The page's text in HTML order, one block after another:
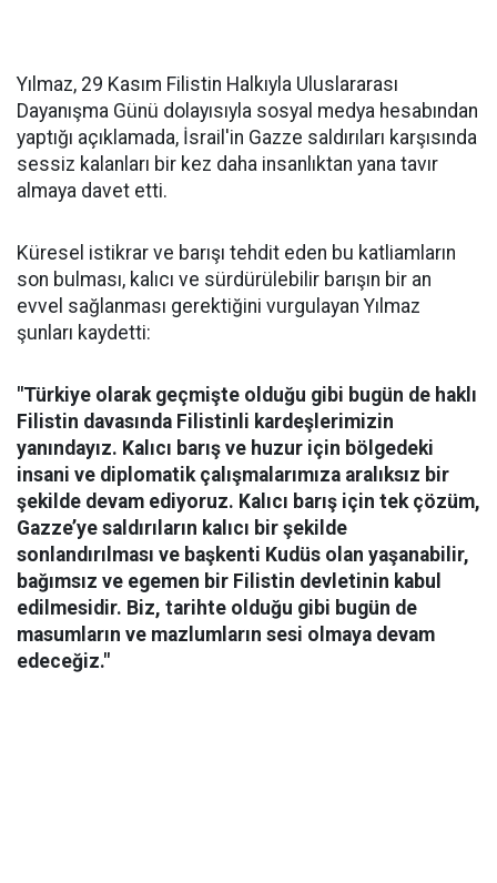
Yılmaz, 29 Kasım Filistin Halkıyla Uluslararası
Dayanışma Günü dolayısıyla sosyal medya hesabından
yaptığı açıklamada, İsrail'in Gazze saldırıları karşısında
sessiz kalanları bir kez daha insanlıktan yana tavır
almaya davet etti.
Küresel istikrar ve barışı tehdit eden bu katliamların
son bulması, kalıcı ve sürdürülebilir barışın bir an
evvel sağlanması gerektiğini vurgulayan Yılmaz
şunları kaydetti:
"Türkiye olarak geçmişte olduğu gibi bugün de haklı
Filistin davasında Filistinli kardeşlerimizin
yanındayız. Kalıcı barış ve huzur için bölgedeki
insani ve diplomatik çalışmalarımıza aralıksız bir
şekilde devam ediyoruz. Kalıcı barış için tek çözüm,
Gazze’ye saldırıların kalıcı bir şekilde
sonlandırılması ve başkenti Kudüs olan yaşanabilir,
bağımsız ve egemen bir Filistin devletinin kabul
edilmesidir. Biz, tarihte olduğu gibi bugün de
masumların ve mazlumların sesi olmaya devam
edeceğiz."